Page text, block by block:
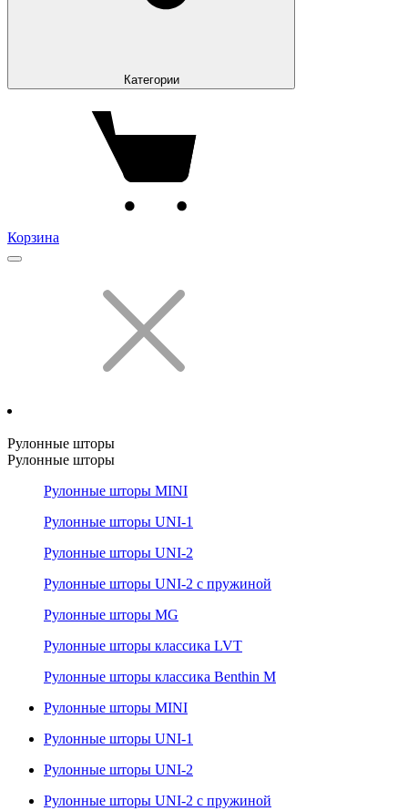
Категории
Корзина
Рулонные шторы
Рулонные шторы
Рулонные шторы MINI
Рулонные шторы UNI-1
Рулонные шторы UNI-2
Рулонные шторы UNI-2 с пружиной
Рулонные шторы MG
Рулонные шторы классика LVT
Рулонные шторы классика Benthin M
Рулонные шторы MINI
Рулонные шторы UNI-1
Рулонные шторы UNI-2
Рулонные шторы UNI-2 с пружиной